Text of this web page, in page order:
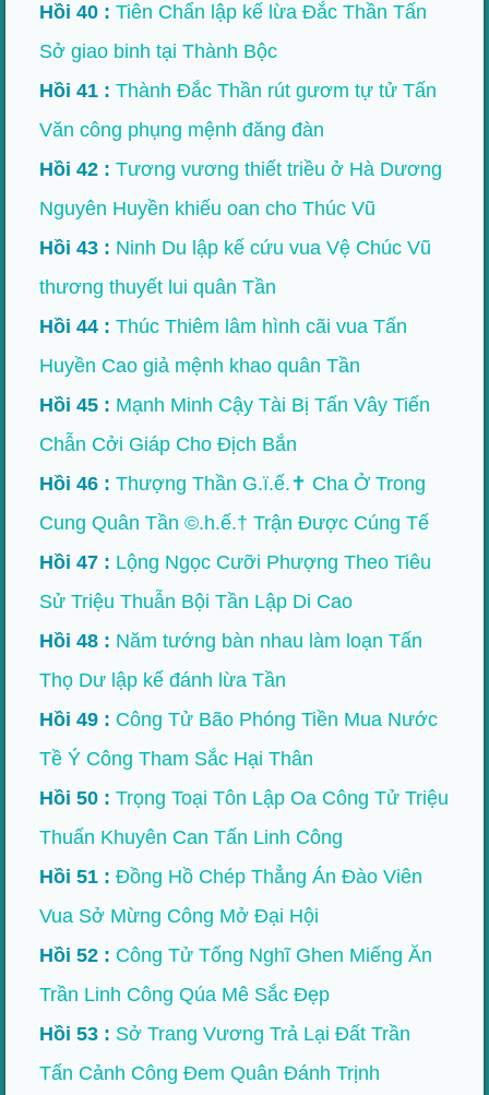
Hồi 40 : Tiên Chẩn lập kế lừa Đắc Thần Tấn
Sở giao binh tại Thành Bộc
Hồi 41 : Thành Đắc Thần rút gươm tự tử Tấn
Văn công phụng mệnh đăng đàn
Hồi 42 : Tương vương thiết triều ở Hà Dương
Nguyên Huyền khiếu oan cho Thúc Vũ
Hồi 43 : Ninh Du lập kế cứu vua Vệ Chúc Vũ
thương thuyết lui quân Tần
Hồi 44 : Thúc Thiêm lâm hình cãi vua Tấn
Huyền Cao giả mệnh khao quân Tần
Hồi 45 : Mạnh Minh Cậy Tài Bị Tấn Vây Tiến
Chẫn Cởi Giáp Cho Địch Bắn
Hồi 46 : Thượng Thần G.ï.ế.✝ Cha Ở Trong
Cung Quân Tần ©.h.ế.† Trận Được Cúng Tế
Hồi 47 : Lộng Ngọc Cưỡi Phượng Theo Tiêu
Sử Triệu Thuẫn Bội Tần Lập Di Cao
Hồi 48 : Năm tướng bàn nhau làm loạn Tấn
Thọ Dư lập kế đánh lừa Tần
Hồi 49 : Công Tử Bão Phóng Tiền Mua Nước
Tề Ý Công Tham Sắc Hại Thân
Hồi 50 : Trọng Toại Tôn Lập Oa Công Tử Triệu
Thuấn Khuyên Can Tấn Linh Công
Hồi 51 : Ðồng Hồ Chép Thẳng Án Ðào Viên
Vua Sở Mừng Công Mở Ðại Hội
Hồi 52 : Công Tử Tống Nghĩ Ghen Miếng Ăn
Trần Linh Công Qúa Mê Sắc Ðẹp
Hồi 53 : Sở Trang Vương Trả Lại Đất Trần
Tấn Cảnh Công Đem Quân Đánh Trịnh